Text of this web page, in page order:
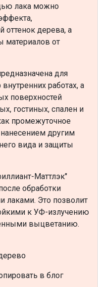
лака можно
оттенок дерева, а
материалов от
для
работах, а
поверхностей
гостиных, спален и
промежуточное
другим
вида и защиты
Маттлэк"
обработки
лаками. Это позволит
к УФ-излучению
выцветанию.
в блог